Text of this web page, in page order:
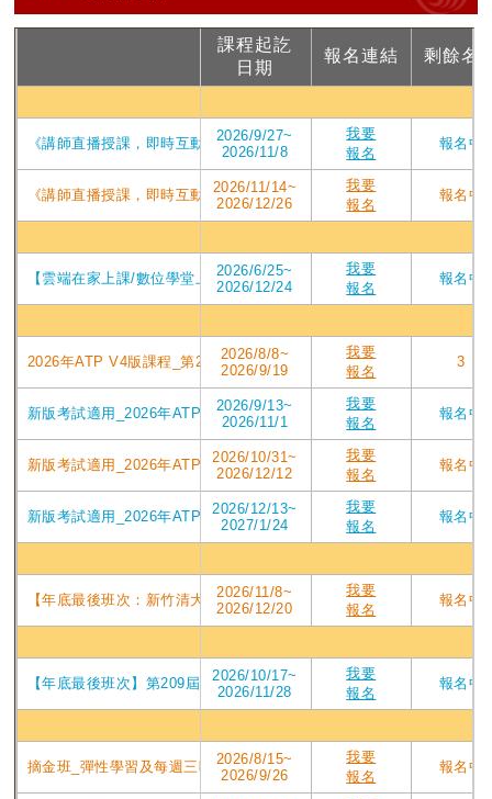
課程起訖
日期
報名連結 剩餘名
2026/9/27~
2026/11/8
我要
報名
報名中
2026/11/14~
2026/12/26
我要
報名
報名中
2026/6/25~
2026/12/24
我要
報名
報名中
2026/8/8~
2026/9/19
我要
報名
3
2026/9/13~
2026/11/1
我要
報名
報名中
2026/10/31~
2026/12/12
我要
報名
報名中
2026/12/13~
2027/1/24
我要
報名
報名中
2026/11/8~
2026/12/20
我要
報名
報名中
2026/10/17~
2026/11/28
我要
報名
報名中
2026/8/15~
2026/9/26
我要
報名
報名中
課程
《講師直播授課，即時互動提問》_2026年ATP V4版課程_直播視訊
《講師直播授課，即時互動提問》2026年ATP V4版課程_直播視訊
【雲端在家上課/數位學堂上課二擇一】第175屆_2026年下半年PMP
2026年ATP V4版課程_第209屆東吳台北班PMP認證培訓專案_2026/
新版考試適用_2026年ATP V4版課程_第210屆東吳台北班PMP認證培
新版考試適用_2026年ATP V4版課程_第211屆東吳台北班PMP認證培
新版考試適用_2026年ATPV4版課程_第212屆東吳台北班PMP認證培
【年底最後班次：新竹清大PMP第208屆】2026/11/8週日實體班
【年底最後班次】第209屆台中東海2026/10/17週六班_2026年7月
摘金班_彈性學習及每週三晚上讀書會_在10/25前考取PMP有獎學金